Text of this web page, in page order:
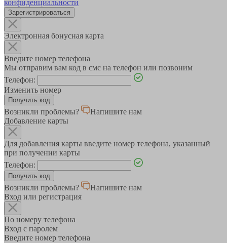
конфиденциальности
Зарегистрироваться
Электронная бонусная карта
Введите номер телефона
Мы отправим вам код в смс на телефон или позвоним
Телефон:
Изменить номер
Возникли проблемы?
Напишите нам
Добавление карты
Для добавления карты введите номер телефона, указанный
при получении карты
Телефон:
Возникли проблемы?
Напишите нам
Вход или регистрация
По номеру телефона
Вход с паролем
Введите номер телефона